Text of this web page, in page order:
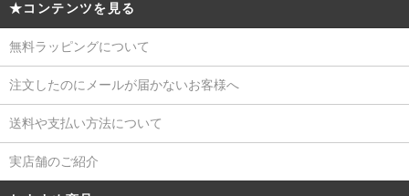
★コンテンツを見る
無料ラッピングについて
注文したのにメールが届かないお客様へ
送料や支払い方法について
実店舗のご紹介